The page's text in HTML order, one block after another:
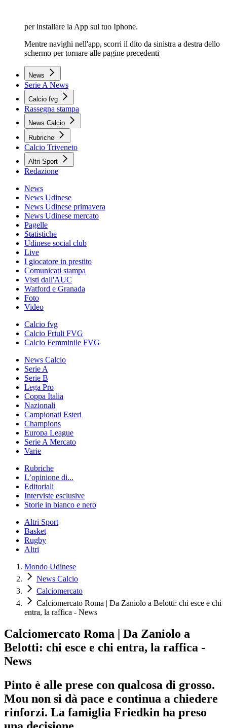
per installare la App sul tuo Iphone.
Mentre navighi nell'app, scorri il dito da sinistra a destra dello
schermo per tornare alle pagine precedenti
News
Serie A News
Calcio fvg
Rassegna stampa
News Calcio
Rubriche
Calcio Triveneto
Altri Sport
Redazione
News
News Udinese
News Udinese primavera
News Udinese mercato
Pagelle
Statistiche
Udinese social club
Live
I giocatore in prestito
Comunicati stampa
Visti dall'AUC
Watford e Granada
Foto
Video
Calcio fvg
Calcio Friuli FVG
Calcio Femminile FVG
News Calcio
Serie A
Serie B
Lega Pro
Coppa Italia
Nazionali
Campionati Esteri
Champions
Europa League
Serie A Mercato
Varie
Rubriche
L’opinione di...
Editoriali
Interviste esclusive
Storie in bianco e nero
Altri Sport
Basket
Rugby
Altri
Mondo Udinese
News Calcio
Calciomercato
Calciomercato Roma | Da Zaniolo a Belotti: chi esce e chi
entra, la raffica - News
Calciomercato Roma | Da Zaniolo a
Belotti: chi esce e chi entra, la raffica -
News
Pinto è alle prese con qualcosa di grosso.
Mou non si dà pace e continua a chiedere
rinforzi. La famiglia Friedkin ha preso